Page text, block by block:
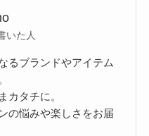
いた人
るブランドやアイテム
カタチに。
の悩みや楽しさをお届